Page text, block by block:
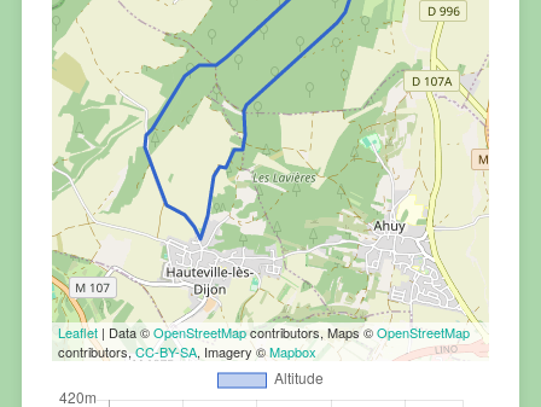
Leaflet| Data ©OpenStreetMapcontributors, Maps ©OpenStreetMap
contributors,CC-BY-SA, Imagery ©Mapbox